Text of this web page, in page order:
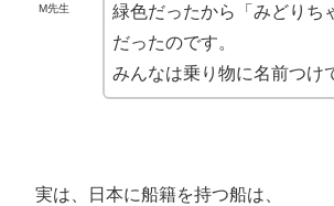
M先生
緑色だったから「みどりち
だったのです。
みんなは乗り物に名前つけ
実は、日本に船籍を持つ船は、